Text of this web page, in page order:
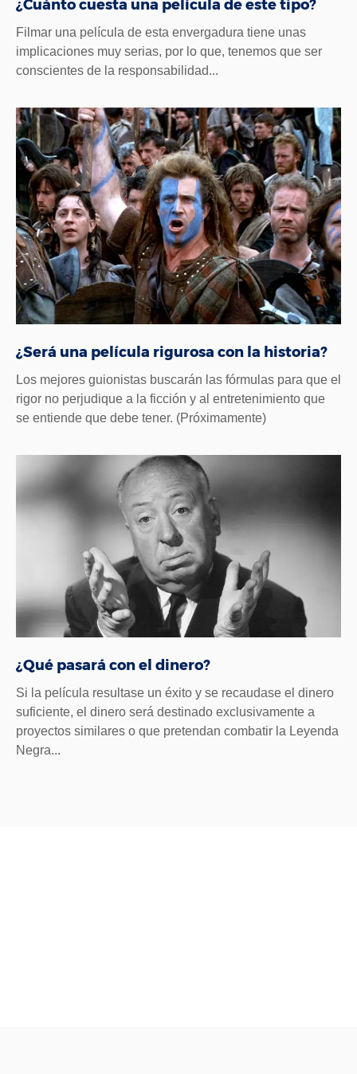
¿Cuánto cuesta una película de este tipo?
Filmar una película de esta envergadura tiene unas
implicaciones muy serias, por lo que, tenemos que ser
conscientes de la responsabilidad...
¿Será una película rigurosa con la historia?
Los mejores guionistas buscarán las fórmulas para que el
rigor no perjudique a la ficción y al entretenimiento que
se entiende que debe tener. (Próximamente)
¿Qué pasará con el dinero?
Si la película resultase un éxito y se recaudase el dinero
suficiente, el dinero será destinado exclusivamente a
proyectos similares o que pretendan combatir la Leyenda
Negra...